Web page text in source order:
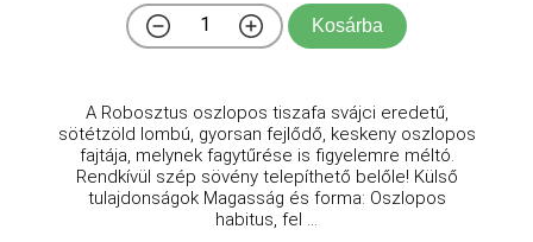
Kosárba
A Robosztus oszlopos tiszafa svájci eredetű,
sötétzöld lombú, gyorsan fejlődő, keskeny oszlopos
fajtája, melynek fagytűrése is figyelemre méltó.
Rendkívül szép sövény telepíthető belőle! Külső
tulajdonságok Magasság és forma: Oszlopos
habitus, fel ...